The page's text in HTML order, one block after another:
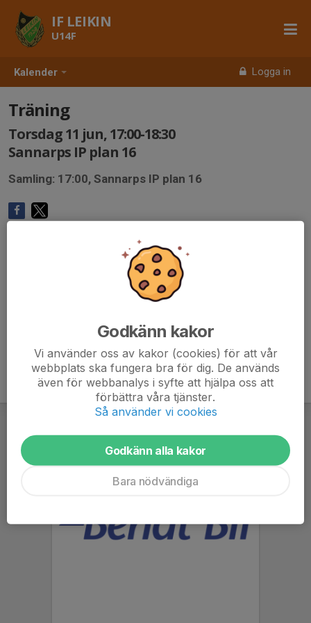
Kalender Logga in
IF LEIKIN
U14F
Träning
Torsdag 11 jun, 17:00-18:30
Sannarps IP plan 16
Samling: 17:00, Sannarps IP plan 16
Godkänn kakor
Vi använder oss av kakor (cookies) för att vår
webbplats ska fungera bra för dig. De används
även för webbanalys i syfte att hjälpa oss att
förbättra våra tjänster.
Så använder vi cookies
Godkänn alla kakor
Bara nödvändiga